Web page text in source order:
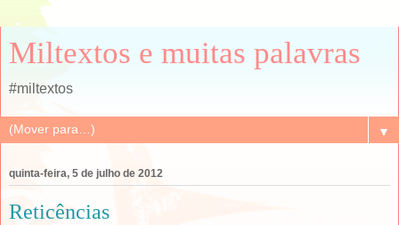
Miltextos e muitas palavras
#miltextos
▼
quinta-feira, 5 de julho de 2012
Reticências